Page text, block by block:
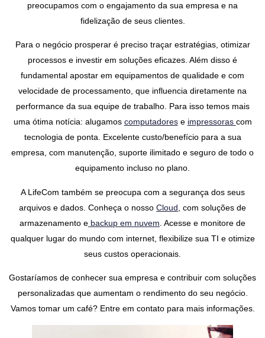
preocupamos com o engajamento da sua empresa e na
fidelização de seus clientes.
Para o negócio prosperar é preciso traçar estratégias, otimizar
processos e investir em soluções eficazes. Além disso é
fundamental apostar em equipamentos de qualidade e com
velocidade de processamento, que influencia diretamente na
performance da sua equipe de trabalho. Para isso temos mais
uma ótima notícia: alugamos computadorese impressoras com
tecnologia de ponta. Excelente custo/benefício para a sua
empresa, com manutenção, suporte ilimitado e seguro de todo o
equipamento incluso no plano.
A LifeCom também se preocupa com a segurança dos seus
arquivos e dados. Conheça o nosso Cloud , com soluções de
armazenamento e backup em nuvem . Acesse e monitore de
qualquer lugar do mundo com internet, flexibilize sua TI e otimize
seus custos operacionais.
Gostaríamos de conhecer sua empresa e contribuir com soluções
personalizadas que aumentam o rendimento do seu negócio.
Vamos tomar um café? Entre em contato para mais informações.